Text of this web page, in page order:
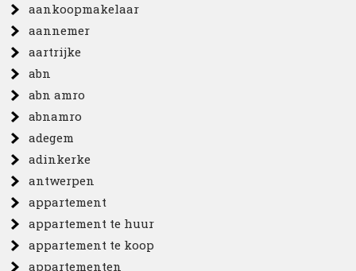
aankoopmakelaar
aannemer
aartrijke
abn
abn amro
abnamro
adegem
adinkerke
antwerpen
appartement
appartement te huur
appartement te koop
appartementen